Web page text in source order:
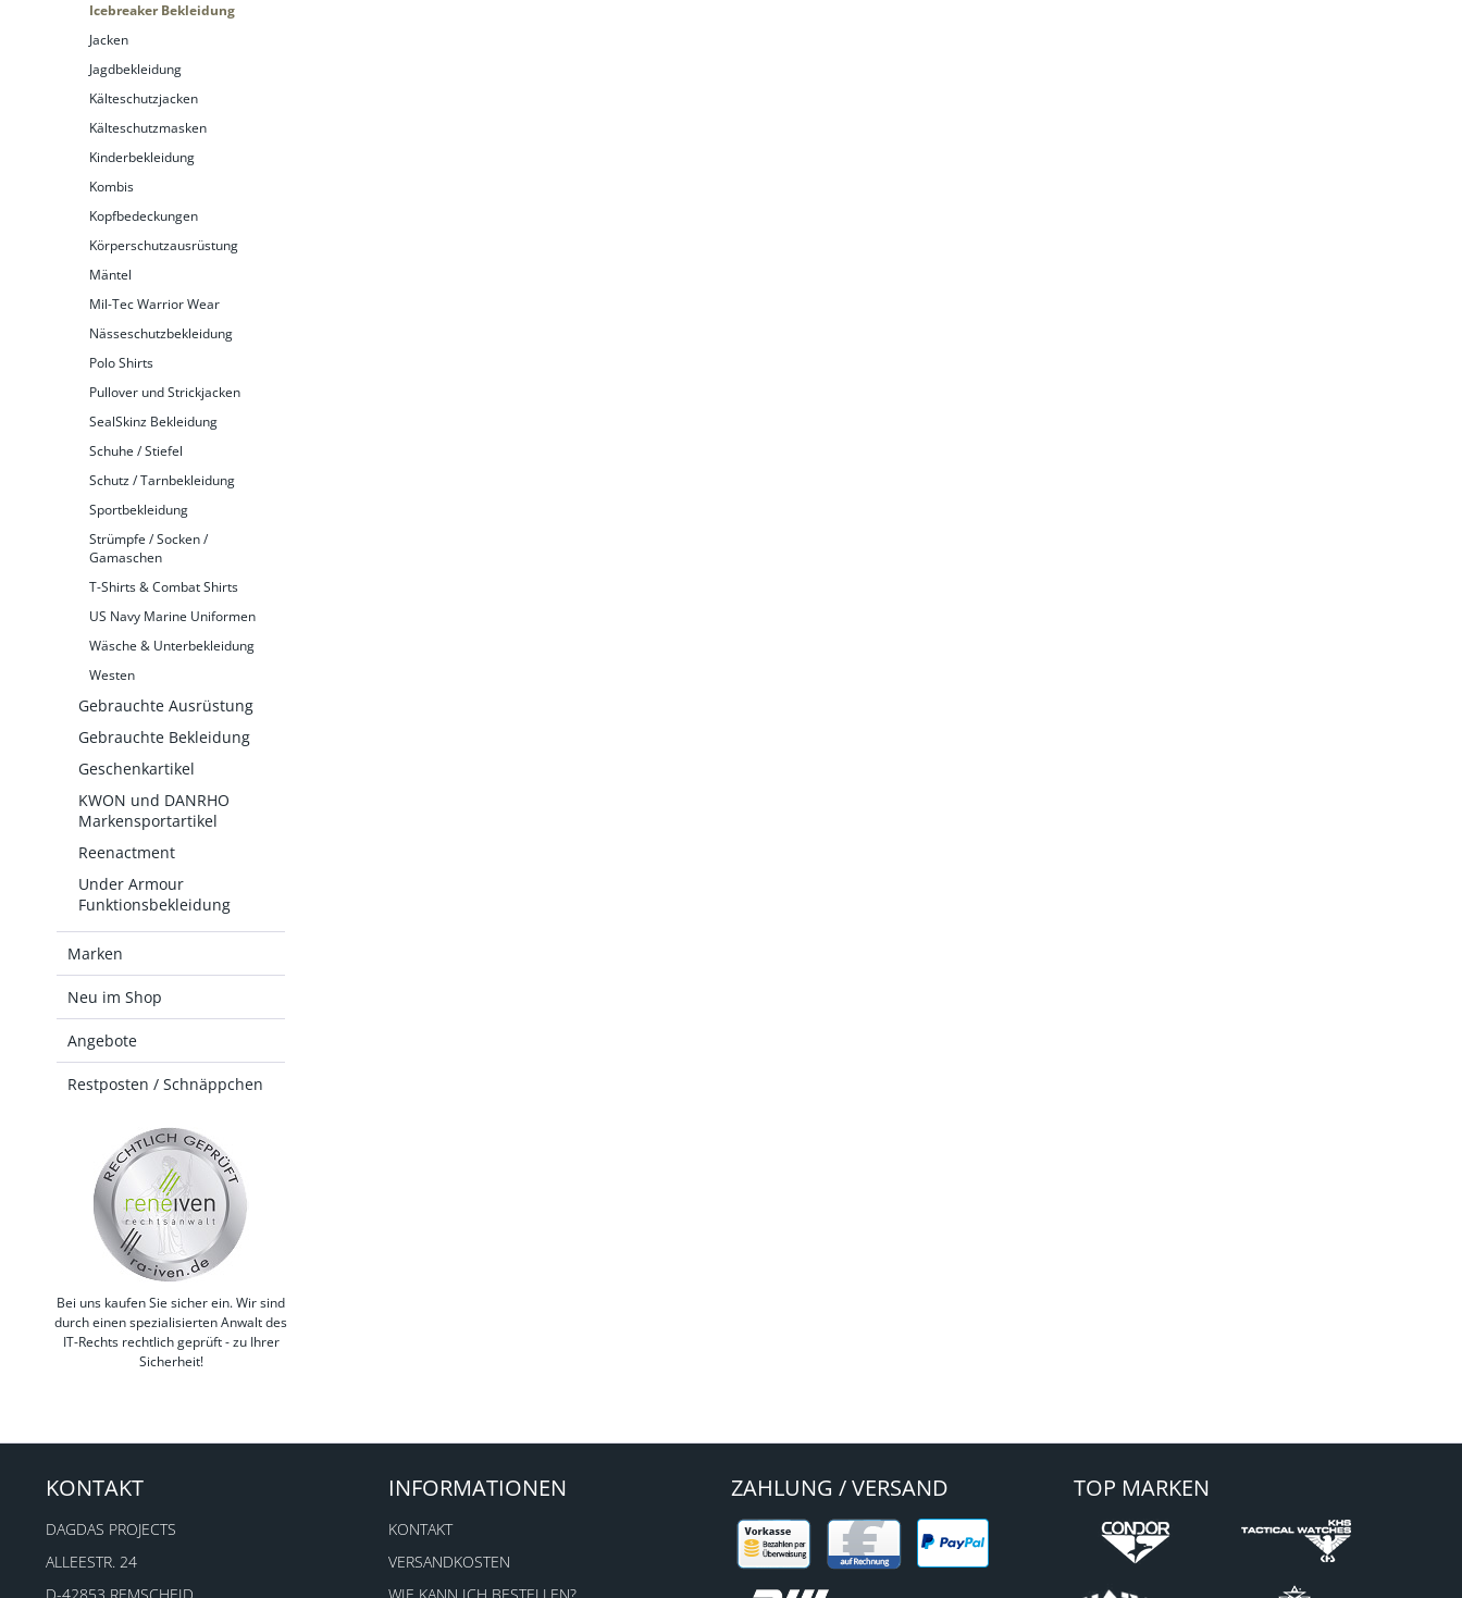
Icebreaker Bekleidung
Jacken
Jagdbekleidung
Kälteschutzjacken
Kälteschutzmasken
Kinderbekleidung
Kombis
Kopfbedeckungen
Körperschutzausrüstung
Mäntel
Mil-Tec Warrior Wear
Nässeschutzbekleidung
Polo Shirts
Pullover und Strickjacken
SealSkinz Bekleidung
Schuhe / Stiefel
Schutz / Tarnbekleidung
Sportbekleidung
Strümpfe / Socken /
Gamaschen
T-Shirts & Combat Shirts
US Navy Marine Uniformen
Wäsche & Unterbekleidung
Westen
Gebrauchte Ausrüstung
Gebrauchte Bekleidung
Geschenkartikel
KWON und DANRHO
Markensportartikel
Reenactment
Under Armour
Funktionsbekleidung
Marken
Neu im Shop
Angebote
Restposten / Schnäppchen
Bei uns kaufen Sie sicher ein. Wir sind
durch einen spezialisierten Anwalt des
IT-Rechts rechtlich geprüft - zu Ihrer
Sicherheit!
KONTAKT
DAGDAS PROJECTS
ALLEESTR. 24
INFORMATIONEN
KONTAKT
VERSANDKOSTEN
ZAHLUNG / VERSAND TOP MARKEN